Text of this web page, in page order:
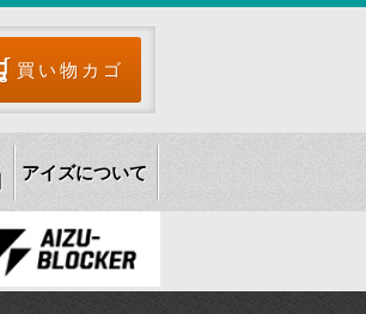
買い物カゴ
アイズについて